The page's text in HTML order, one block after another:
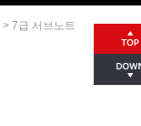
> 7급 서브노트